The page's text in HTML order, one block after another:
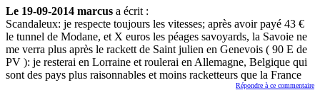
Le 19-09-2014 marcus a écrit :
Scandaleux: je respecte toujours les vitesses; après avoir payé 43 €
le tunnel de Modane, et X euros les péages savoyards, la Savoie ne
me verra plus après le rackett de Saint julien en Genevois ( 90 E de
PV ): je resterai en Lorraine et roulerai en Allemagne, Belgique qui
sont des pays plus raisonnables et moins racketteurs que la France
Répondre à ce commentaire